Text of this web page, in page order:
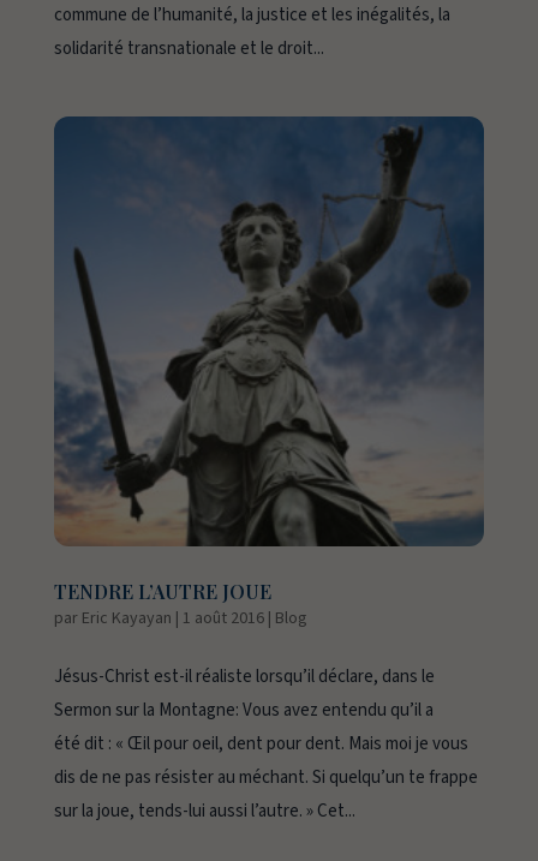
commune de l’humanité, la justice et les inégalités, la
solidarité transnationale et le droit...
TENDRE L’AUTRE JOUE
par Eric Kayayan | 1 août 2016| Blog
Jésus-Christ est-il réaliste lorsqu’il déclare, dans le
Sermon sur la Montagne: Vous avez entendu qu’il a
été dit : « Œil pour oeil, dent pour dent. Mais moi je vous
dis de ne pas résister au méchant. Si quelqu’un te frappe
sur la joue, tends-lui aussi l’autre. » Cet...